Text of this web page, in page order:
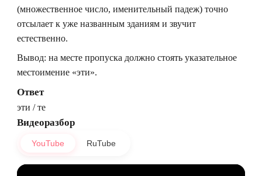
(множественное число, именительный падеж) точно
отсылает к уже названным зданиям и звучит
естественно.
Вывод: на месте пропуска должно стоять указательное
местоимение «эти».
Ответ
эти / те
Видеоразбор
YouTube RuTube